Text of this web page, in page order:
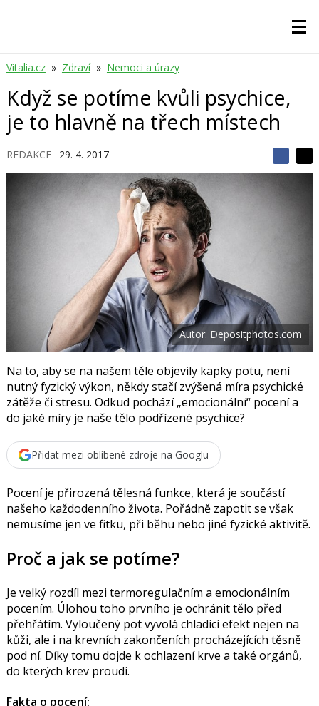
Vitalia.cz » Zdraví » Nemoci a úrazy
Když se potíme kvůli psychice,
je to hlavně na třech místech
REDAKCE 29. 4. 2017
S
d
í
S
o
o
k
Autor: Depositphotos.com
Na to, aby se na našem těle objevily kapky potu, není
nutný fyzický výkon, někdy stačí zvýšená míra psychické
zátěže či stresu. Odkud pochází „emocionální“ pocení a
do jaké míry je naše tělo podřízené psychice?
Přidat mezi oblíbené zdroje na Googlu
Pocení je přirozená tělesná funkce, která je součástí
našeho každodenního života. Pořádně zapotit se však
nemusíme jen ve fitku, při běhu nebo jiné fyzické aktivitě.
Proč a jak se potíme?
Je velký rozdíl mezi termoregulačním a emocionálním
pocením. Úlohou toho prvního je ochránit tělo před
přehřátím. Vyloučený pot vyvolá chladící efekt nejen na
kůži, ale i na krevních zakončeních procházejících těsně
pod ní. Díky tomu dojde k ochlazení krve a také orgánů,
do kterých krev proudí.
Fakta o pocení: